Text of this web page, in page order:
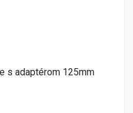
s adaptérom 125mm